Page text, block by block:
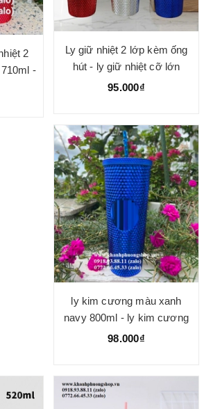
2
-
Ly giữ nhiệt 2 lớp kèm ống
hút - ly giữ nhiệt cỡ lớn
710ml nhiều màu đẹp
95.000₫
ly kim cương màu xanh
navy 800ml - ly kim cương
màu xanh coban
98.000₫